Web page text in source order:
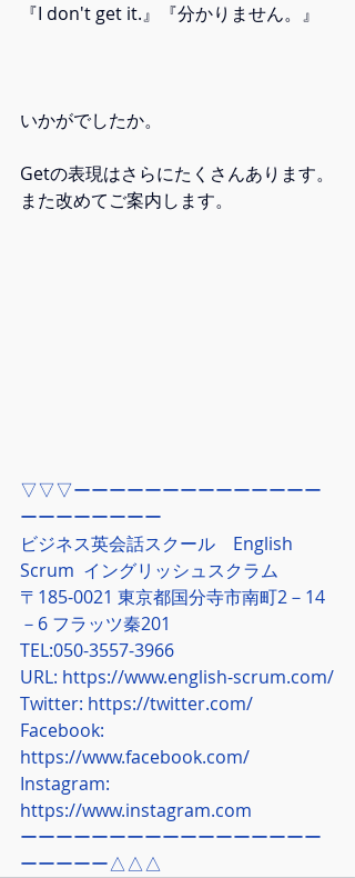
『I don't get it.』『分かりません。』
いかがでしたか。
Getの表現はさらにたくさんあります。
また改めてご案内します。
▽▽▽ーーーーーーーーーーーーーー
ーーーーーーーー
ビジネス英会話スクール　English
Scrum  イングリッシュスクラム
〒185-0021 東京都国分寺市南町2－14
－6 フラッツ秦201
TEL:050-3557-3966
URL: https://www.english-scrum.com/
Twitter: https://twitter.com/
Facebook:
https://www.facebook.com/
Instagram:
https://www.instagram.com
ーーーーーーーーーーーーーーーーー
ーーーーー△△△